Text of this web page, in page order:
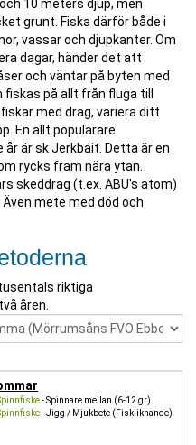
10 meters djup, men
grunt. Fiska därför både i
vassar och djupkanter. Om
dagar, händer det att
och väntar på byten med
fiskas på allt från fluga till
med drag, variera ditt
En allt populärare
är sk Jerkbait. Detta är en
rycks fram nära ytan.
skeddrag (t.ex. ABU's atom)
mete med död och
riktiga
åren.
- Spinnare mellan (6-12 gr)
- Jigg / Mjukbete (Fiskliknande)